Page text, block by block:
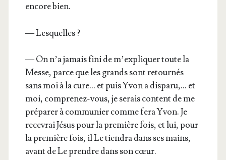
encore bien.
— Les­quelles ?
— On n’a jamais fini de m’expliquer toute la
Messe, parce que les grands sont retour­nés
sans moi à la cure… et puis Yvon a dis­pa­ru,… et
moi, com­pre­nez-vous, je serais content de me
pré­pa­rer à com­mu­nier comme fera Yvon. Je
rece­vrai Jésus pour la pre­mière fois, et lui, pour
la pre­mière fois, il Le tien­dra dans ses mains,
avant de Le prendre dans son cœur.